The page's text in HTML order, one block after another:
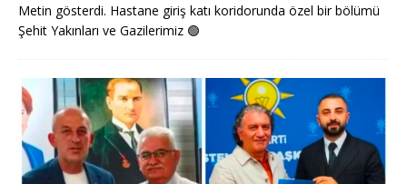
Metin gösterdi. Hastane giriş katı koridorunda özel bir bölümü
Şehit Yakınları ve Gazilerimiz 🟢